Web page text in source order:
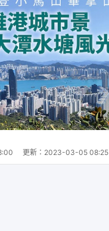
更新： 2023-03-05 08:25